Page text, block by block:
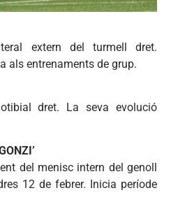
extern del turmell dret.
als entrenaments de grup.
dret. La seva evolució
del menisc intern del genoll
12 de febrer. Inicia període